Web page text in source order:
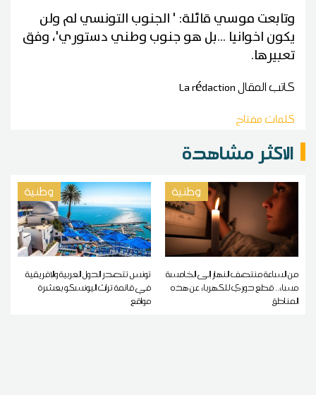
وتابعت موسي قائلة: ' الجنوب التونسي لم ولن
يكون اخوانيا ...بل هو جنوب وطني دستوري'، وفق
تعبيرها.
كاتب المقالLa rédaction
كلمات مفتاح
الاكثر مشاهدة
وطنية
من الساعة منتصف النهار إلى الخامسة
مساء.. قطع دوري للكهرباء عن هذه
المناطق
وطنية
تونس تتصدر الدول العربية والإفريقية
في قائمة تراث اليونسكو بعشرة
مواقع